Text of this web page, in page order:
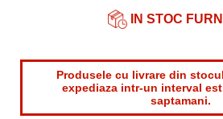
IN STOC
Produsele cu livrare din
expediaza intr-un interval
saptamani.